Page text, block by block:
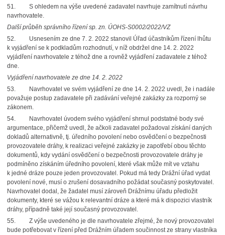
51. S ohledem na výše uvedené zadavatel navrhuje zamítnutí návrhu
navrhovatele.
Další průběh správního řízení sp. zn. ÚOHS-S0002/2022/VZ
52. Usnesením ze dne 7. 2. 2022 stanovil Úřad účastníkům řízení lhůtu
k vyjádření se k podkladům rozhodnutí, v níž obdržel dne 14. 2. 2022
vyjádření navrhovatele z téhož dne a rovněž vyjádření zadavatele z téhož
dne.
Vyjádření navrhovatele ze dne 14. 2. 2022
53. Navrhovatel ve svém vyjádření ze dne 14. 2. 2022 uvedl, že i nadále
považuje postup zadavatele při zadávání veřejné zakázky za rozporný se
zákonem.
54. Navrhovatel úvodem svého vyjádření shrnul podstatné body své
argumentace, přičemž uvedl, že ačkoli zadavatel požadoval získání daných
dokladů alternativně, tj. úředního povolení nebo osvědčení o bezpečnosti
provozovatele dráhy, k realizaci veřejné zakázky je zapotřebí obou těchto
dokumentů, kdy vydání osvědčení o bezpečnosti provozovatele dráhy je
podmíněno získáním úředního povolení, které však může mít ve vztahu
k jedné dráze pouze jeden provozovatel. Pokud má tedy Drážní úřad vydat
povolení nové, musí o zrušení dosavadního požádat současný poskytovatel.
Navrhovatel dodal, že žadatel musí zároveň Drážnímu úřadu předložit
dokumenty, které se vážou k relevantní dráze a které má k dispozici vlastník
dráhy, případně také její současný provozovatel.
55. Z výše uvedeného je dle navrhovatele zřejmé, že nový provozovatel
bude potřebovat v řízení před Drážním úřadem součinnost ze strany vlastníka